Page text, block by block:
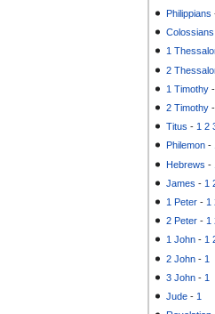
Philippians
Colossians
1
2
1 Timothy
2 Timothy
Titus - 1 2
Philemon -
Hebrews -
James - 1
1 Peter - 1
2 Peter - 1
1 John -1
2 John - 1
3 John - 1
Jude - 1